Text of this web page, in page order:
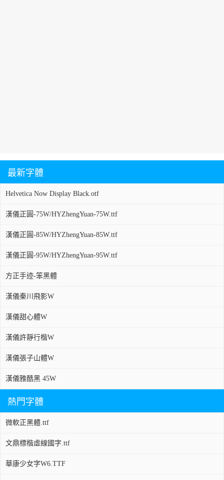
最新字體
Helvetica Now Display Black.otf
漢儀正圓-75W/HYZhengYuan-75W.ttf
漢儀正圓-85W/HYZhengYuan-85W.ttf
漢儀正圓-95W/HYZhengYuan-95W.ttf
方正手迹-笨黑體
漢儀秦川飛影W
漢儀甜心體W
漢儀許靜行楷W
漢儀張子山體W
漢儀雅酷黑 45W
熱門字體
微軟正黑體.ttf
文鼎標楷虛線國字.ttf
華康少女字W6.TTF